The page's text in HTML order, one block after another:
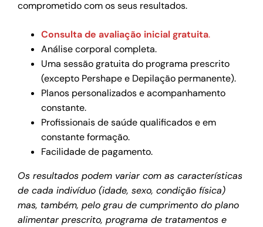
comprometido com os seus resultados.
Consulta de avaliação inicial gratuita.
Análise corporal completa.
Uma sessão gratuita do programa prescrito
(excepto Pershape e Depilação permanente).
Planos personalizados e acompanhamento
constante.
Profissionais de saúde qualificados e em
constante formação.
Facilidade de pagamento.
Os resultados podem variar com as características
de cada indivíduo (idade, sexo, condição física)
mas, também, pelo grau de cumprimento do plano
alimentar prescrito, programa de tratamentos e